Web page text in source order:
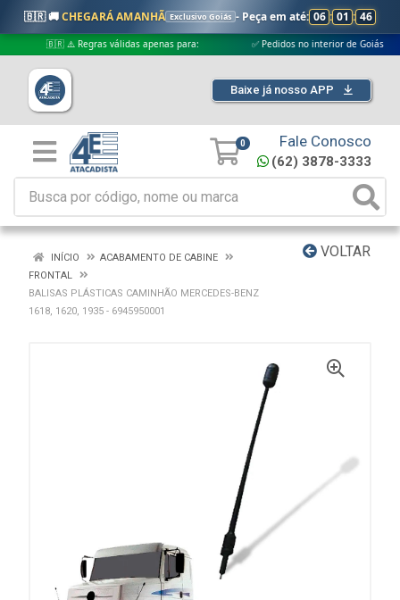
🇧🇷 🚚CHEGARÁ AMANHÃ Exclusivo Goiás - Peça em até: 06 : 01 : 45
🇧🇷 ⚠️ Regras válidas apenas para: ✅ Pedidos no interior de Goiás
Baixe já nosso APP
0 Fale Conosco
(62) 3878-3333
VOLTAR
INÍCIO
ACABAMENTO DE CABINE
FRONTAL
BALISAS PLÁSTICAS CAMINHÃO MERCEDES-BENZ
1618, 1620, 1935 - 6945950001